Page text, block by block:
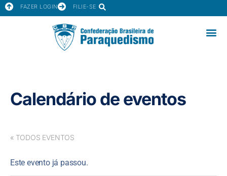
FAZER LOGIN FILIE-SE
Calendário de eventos
« TODOS EVENTOS
Este evento já passou.